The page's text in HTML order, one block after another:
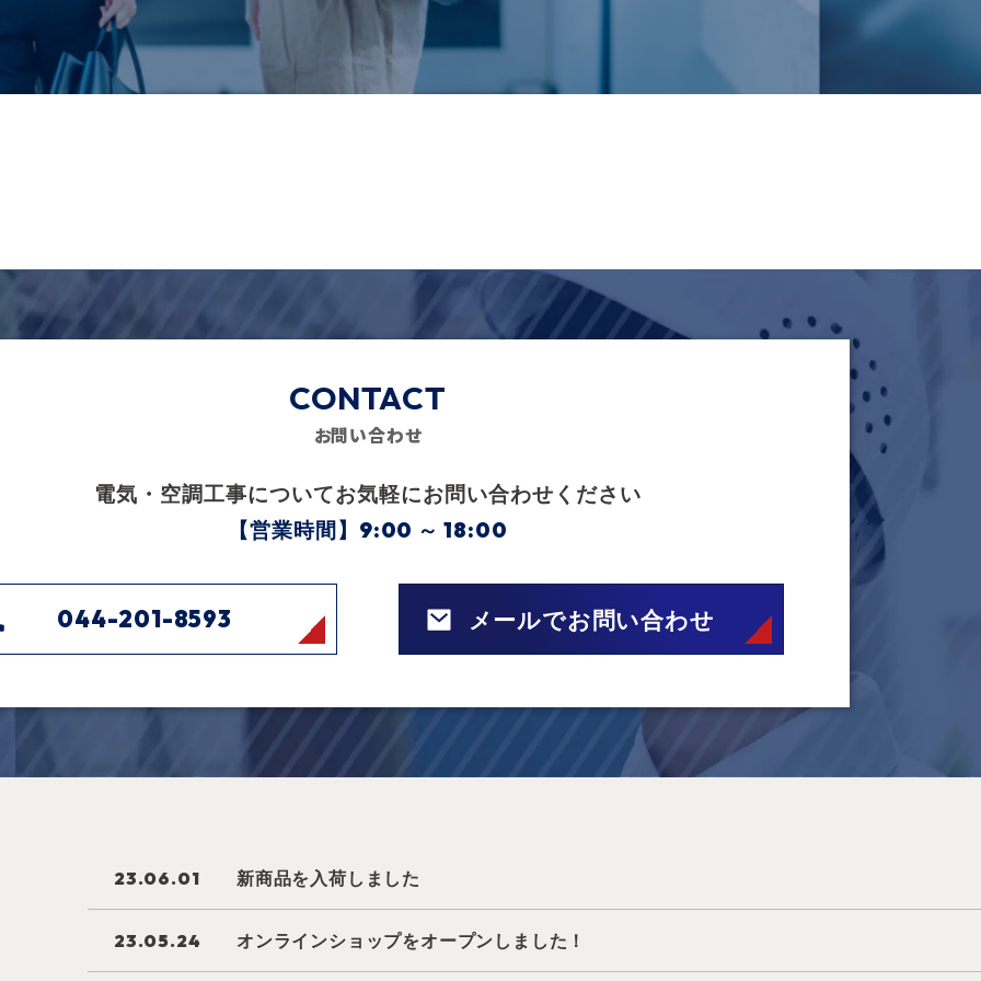
CONTACT
電気・空調工事についてお気軽にお問い合わせください
【営業時間】9:00 ～ 18:00
044-201-8593 メールでお問い合わせ
23.06.01 新商品を入荷しました
23.05.24 オンラインショップをオープンしました！